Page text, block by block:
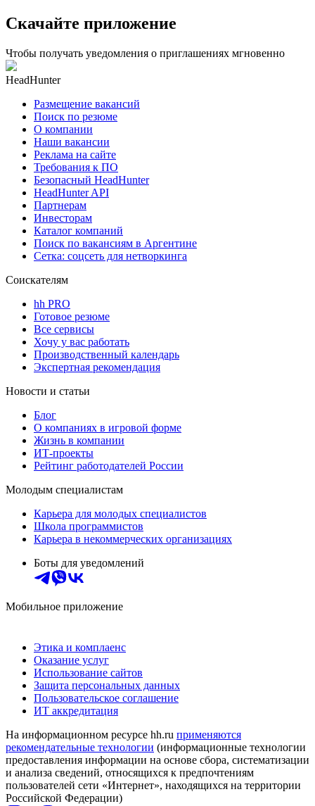
Скачайте приложение
Чтобы получать уведомления о приглашениях мгновенно
HeadHunter
Размещение вакансий
Поиск по резюме
О компании
Наши вакансии
Реклама на сайте
Требования к ПО
Безопасный HeadHunter
HeadHunter API
Партнерам
Инвесторам
Каталог компаний
Поиск по вакансиям в Аргентине
Сетка: соцсеть для нетворкинга
Соискателям
hh PRO
Готовое резюме
Все сервисы
Хочу у вас работать
Производственный календарь
Экспертная рекомендация
Новости и статьи
Блог
О компаниях в игровой форме
Жизнь в компании
ИТ-проекты
Рейтинг работодателей России
Молодым специалистам
Карьера для молодых специалистов
Школа программистов
Карьера в некоммерческих организациях
Боты для уведомлений
Мобильное приложение
Этика и комплаенс
Оказание услуг
Использование сайтов
Защита персональных данных
Пользовательское соглашение
ИТ аккредитация
На информационном ресурсе hh.ru применяются
рекомендательные технологии (информационные технологии
предоставления информации на основе сбора, систематизации
и анализа сведений, относящихся к предпочтениям
пользователей сети «Интернет», находящихся на территории
Российской Федерации)